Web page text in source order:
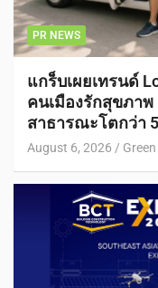
PR NEWS
แกร็บเผยเทรนด์
คนเมืองรักสุขภา
สาธารณะโตกว่า
August 6, 2026